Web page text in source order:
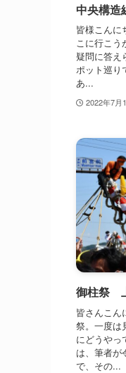
中央構
皆様こんに
こに行こう
疑問に答え
ポット巡り
あ...
2022年7月
御柱祭
皆さんこん
祭。一度は
にどうやっ
は、筆者が
で、その...